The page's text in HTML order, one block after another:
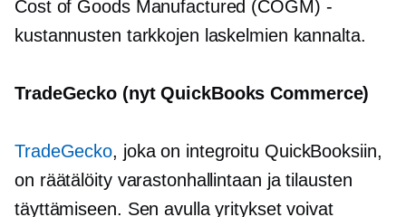
Cost of Goods Manufactured (COGM) -
kustannusten tarkkojen laskelmien kannalta.
TradeGecko (nyt QuickBooks Commerce)
TradeGecko, joka on integroitu QuickBooksiin,
on räätälöity varastonhallintaan ja tilausten
täyttämiseen. Sen avulla yritykset voivat